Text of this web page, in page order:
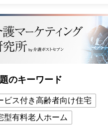
のキーワード
ビス付き高齢者向け住宅
型有料老人ホーム